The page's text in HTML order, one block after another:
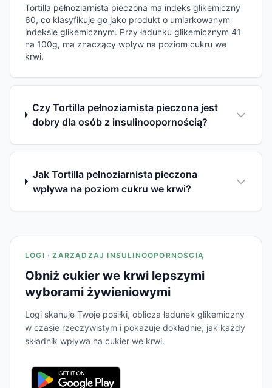
Tortilla pełnoziarnista pieczona ma indeks glikemiczny
60, co klasyfikuje go jako produkt o umiarkowanym
indeksie glikemicznym. Przy ładunku glikemicznym 41
na 100g, ma znaczący wpływ na poziom cukru we
krwi.
Czy Tortilla pełnoziarnista pieczona jest
dobry dla osób z insulinoopornością?
Jak Tortilla pełnoziarnista pieczona
wpływa na poziom cukru we krwi?
LOGI · ZARZĄDZAJ INSULINOOPORNOŚCIĄ
Obniż cukier we krwi lepszymi
wyborami żywieniowymi
Logi skanuje Twoje posiłki, oblicza ładunek glikemiczny
w czasie rzeczywistym i pokazuje dokładnie, jak każdy
składnik wpływa na cukier we krwi.